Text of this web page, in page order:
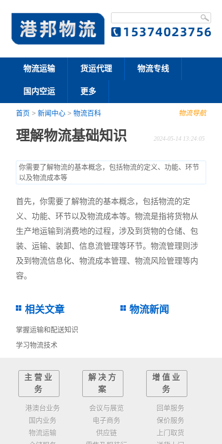
物流运输 货运代理 物流专线
国内空运 更多
物流导航
首页 >新闻中心 >物流百科
理解物流基础知识 2024-05-14 13:24:05
你需要了解物流的基本概念，包括物流的定义、功能、环节
以及物流成本等
首先，你需要了解物流的基本概念，包括物流的定
义、功能、环节以及物流成本等。物流是指将货物从
生产地运输到消费地的过程，涉及到货物的仓储、包
装、运输、装卸、信息流管理等环节。物流管理则涉
及到物流信息化、物流成本管理、物流风险管理等内
容。
相关文章
掌握运输和配送知识
学习物流技术
物流新闻
主营业
务
港澳台业务
国内业务
物流运输
解决方
案
会议与展览
电子商务
供应链
增值业
务
回单服务
保价服务
上门取货